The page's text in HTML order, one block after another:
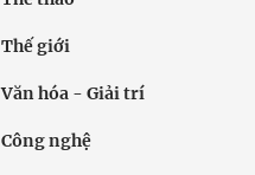
Thế giới
Văn hóa - Giải trí
Công nghệ